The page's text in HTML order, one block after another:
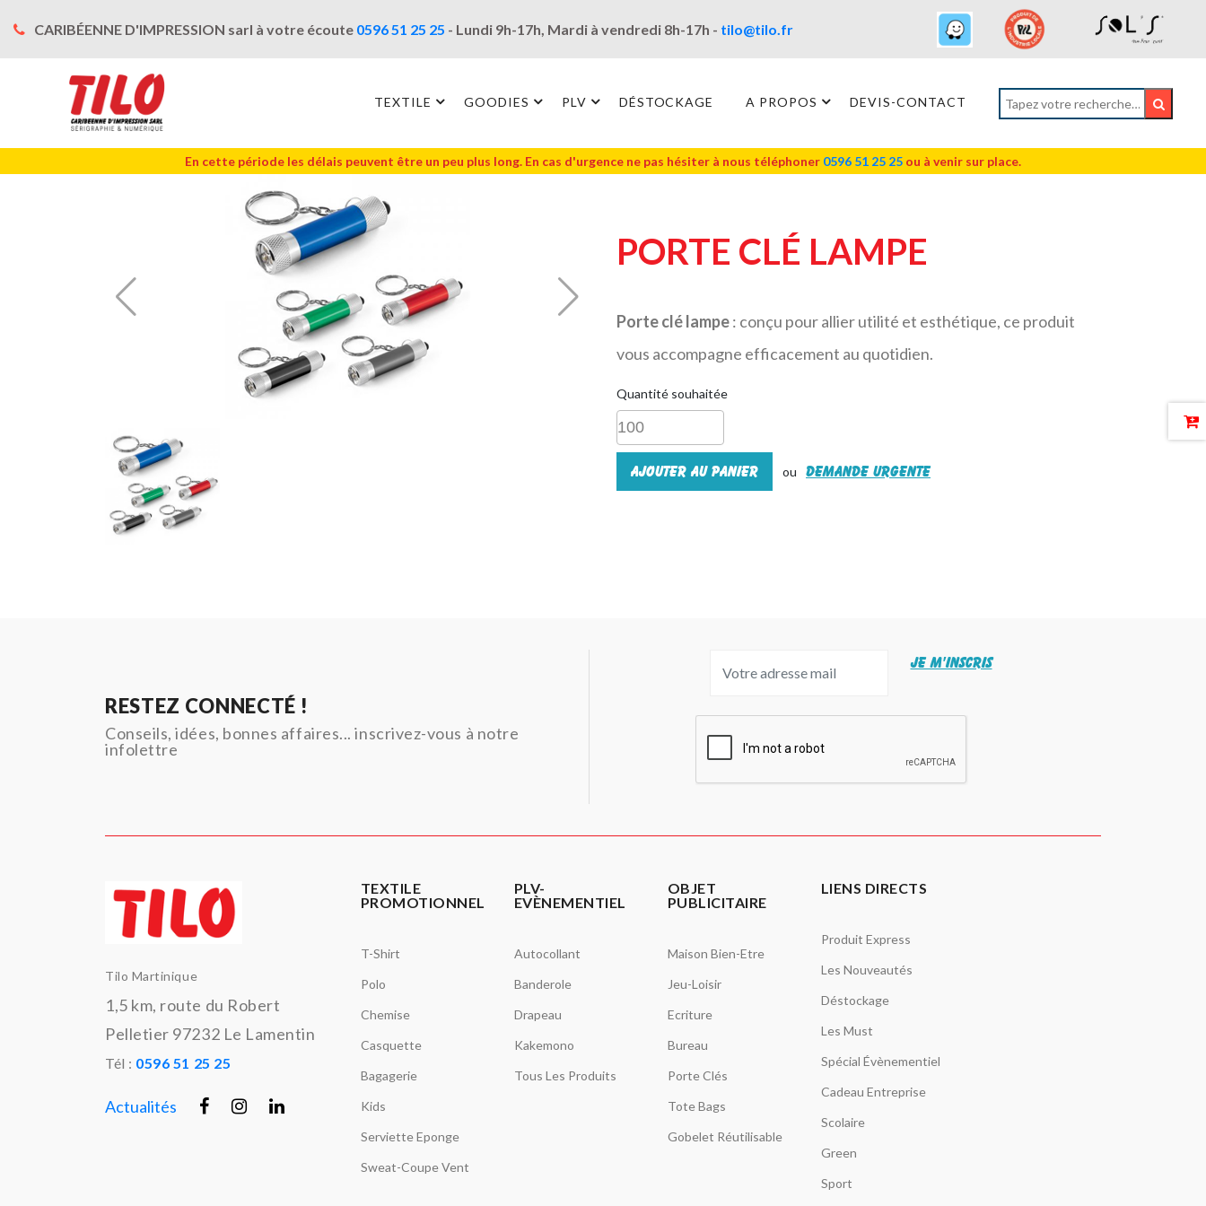
CARIBÉENNE D'IMPRESSION sarl à votre écoute 0596 51 25 25 - Lundi 9h-17h, Mardi à vendredi 8h-17h - tilo@tilo.fr
TEXTILE GOODIES PLV DÉSTOCKAGE A PROPOS DEVIS-CONTACT
En cette période les délais peuvent être un peu plus long. En cas d'urgence ne pas hésiter à nous téléphoner 0596 51 25 25 ou à venir sur place.
PORTE CLÉ LAMPE
Porte clé lampe: conçu pour allier utilité et esthétique, ce produit
vous accompagne efficacement au quotidien.
Quantité souhaitée
Ajouter au panier ou Demande urgente
RESTEZ CONNECTÉ !
Conseils, idées, bonnes affaires... inscrivez-vous à notre
infolettre
JE M'INSCRIS
Tilo Martinique
1,5 km, route du Robert
Pelletier 97232 Le Lamentin
Tél : 0596 51 25 25
Actualités
TEXTILE
PROMOTIONNEL
T-Shirt
Polo
Chemise
Casquette
Bagagerie
Kids
Serviette Eponge
Sweat-Coupe Vent
PLV-
EVÈNEMENTIEL
Autocollant
Banderole
Drapeau
Kakemono
Tous Les Produits
OBJET
PUBLICITAIRE
Maison Bien-Etre
Jeu-Loisir
Ecriture
Bureau
Porte Clés
Tote Bags
Gobelet Réutilisable
LIENS DIRECTS
Produit Express
Les Nouveautés
Déstockage
Les Must
Spécial Évènementiel
Cadeau Entreprise
Scolaire
Green
Sport